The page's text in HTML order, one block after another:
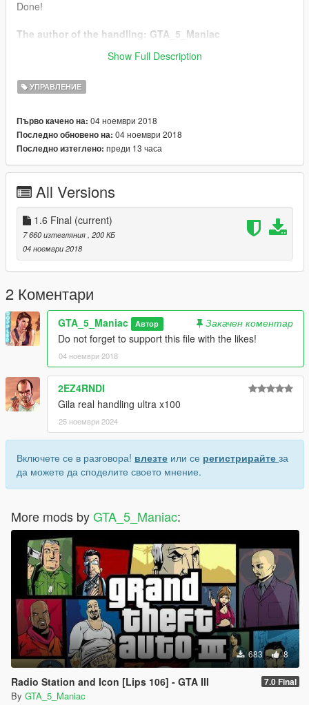
Done!
The author of the handling: GTA_5_Maniac
On / Tuning] by kimpetShow Full Description
УПРАВЛЕНИЕ
Първо качено на: 04 ноември 2018
Последно обновено на: 04 ноември 2018
Последно изтеглено: преди 13 часа
All Versions
1.6 Final (current)
7 660 изтегляния, 200 КБ
04 ноември 2018
2 Коментари
GTA_5_Maniac Автор
Закачен коментар
Do not forget to support this file with the likes!
04 ноември 2018
2EZ4RNDI
Gila real handling ultra x100
25 ноември 2024
Включете се в разговора! влезте или се регистрирайте за
да можете да споделите своето мнение.
More mods byGTA_5_Maniac:
683 8
Radio Station and Icon [Lips 106] - GTA III 7.0 Final
By GTA_5_Maniac